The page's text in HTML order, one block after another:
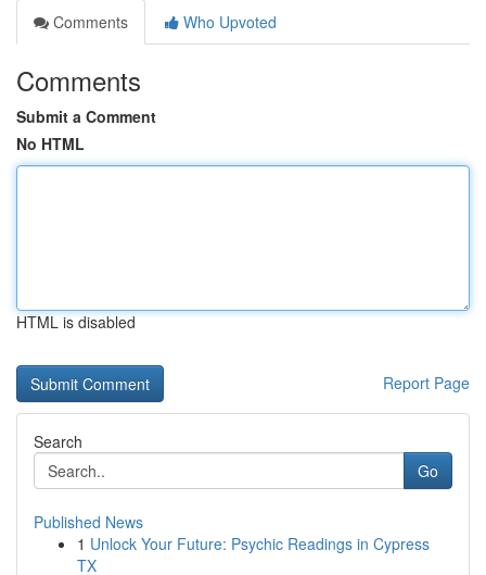
Comments
Who Upvoted
Comments
Submit a Comment
No HTML
HTML is disabled
Report Page
Search
Go
Published News
1 Unlock Your Future: Psychic Readings in Cypress
TX